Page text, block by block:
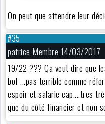
On peut que attendre leur
#35
patrice Membre 14/03/2017
19/22 ??? Ça veut dire que
bof ...pas terrible comme
espoir et salarie cap....tres
que du côté financier et non